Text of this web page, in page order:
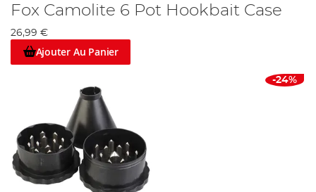
Fox Camolite 6 Pot Hookbait Case
26,99 €
Ajouter Au Panier
-24%